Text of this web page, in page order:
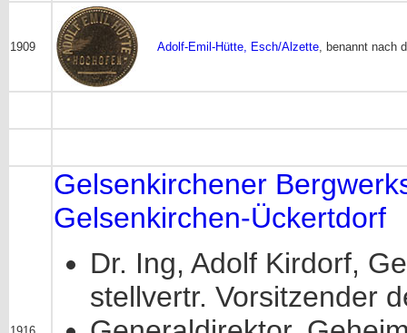
1909 Adolf-Emil-Hütte, Esch/Alzette, benannt nach
Gelsenkirchener
Gelsenkirchen-Ückertdorf
Dr. Ing, Adolf Kirdorf,
stellvertr. Vorsitzender